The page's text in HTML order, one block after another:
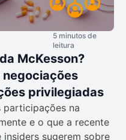
5 minutos de
leitura
McKesson?
privilegiadas
participações na
e o que a recente
sugerem sobre